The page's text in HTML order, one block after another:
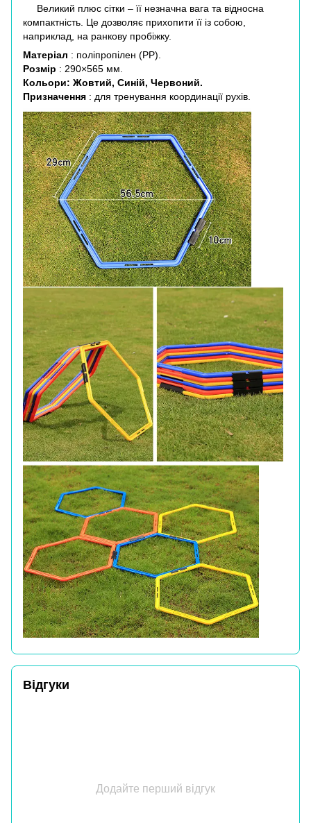
Великий плюс сітки – її незначна вага та відносна
компактність. Це дозволяє прихопити її із собою,
наприклад, на ранкову пробіжку.
Матеріал : поліпропілен (PP).
Розмір : 290×565 мм.
Кольори: Жовтий, Синій, Червоний.
Призначення : для тренування координації рухів.
Відгуки
Додайте перший відгук